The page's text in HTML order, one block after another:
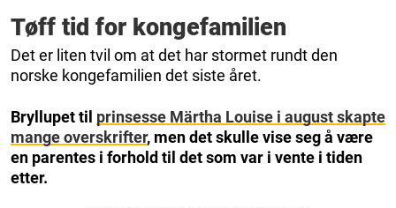
Tøff tid for kongefamilien
Det er liten tvil om at det har stormet rundt den
norske kongefamilien det siste året.
Bryllupet til prinsesse Märtha Louise i august skapte
mange overskrifter, men det skulle vise seg å være
en parentes i forhold til det som var i vente i tiden
etter.